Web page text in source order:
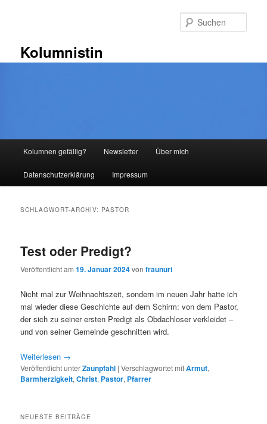
Kolumnistin
Kolumnen gefällig? Newsletter Über mich
Datenschutzerklärung Impressum
SCHLAGWORT-ARCHIV: PASTOR
Test oder Predigt?
Veröffentlicht am19. Januar 2024vonfraunuri
Nicht mal zur Weihnachtszeit, sondern im neuen Jahr hatte ich
mal wieder diese Geschichte auf dem Schirm: von dem Pastor,
der sich zu seiner ersten Predigt als Obdachloser verkleidet –
und von seiner Gemeinde geschnitten wird.
Weiterlesen →
Veröffentlicht unterZaunpfahl |Verschlagwortet mitArmut,
Barmherzigkeit,Christ, Pastor, Pfarrer
NEUESTE BEITRÄGE